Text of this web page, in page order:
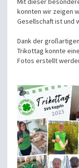
konnten wir zeigen
Gesellschaft ist und
Dank der
Trikottag konnte
Fotos erstellt